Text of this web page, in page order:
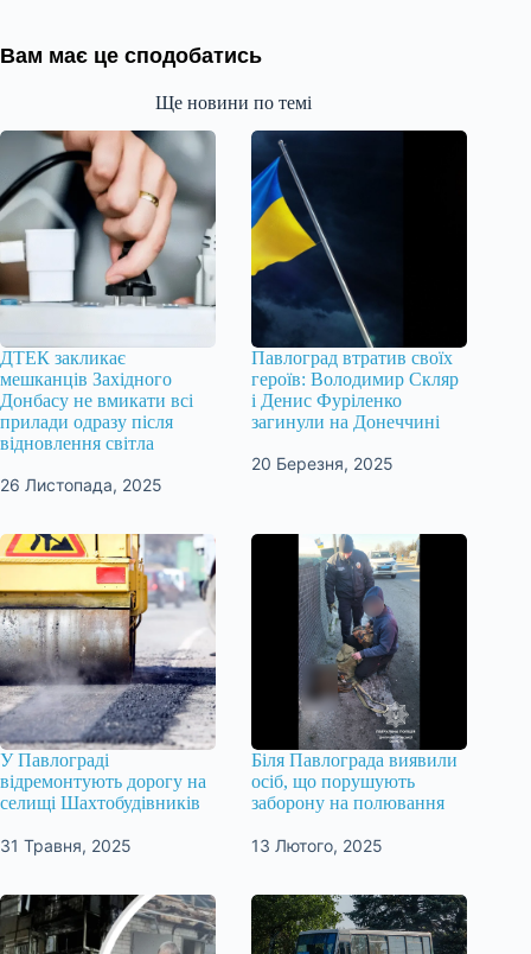
Вам має це сподобатись
Ще новини по темі
ДТЕК закликає
мешканців Західного
Донбасу не вмикати всі
прилади одразу після
відновлення світла
26 Листопада, 2025
Павлоград втратив своїх
героїв: Володимир Скляр
і Денис Фуріленко
загинули на Донеччині
20 Березня, 2025
У Павлограді
відремонтують дорогу на
селищі Шахтобудівників
31 Травня, 2025
Біля Павлограда виявили
осіб, що порушують
заборону на полювання
13 Лютого, 2025